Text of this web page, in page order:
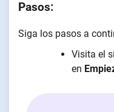
Pasos:
Siga los pasos a
Visita el
en